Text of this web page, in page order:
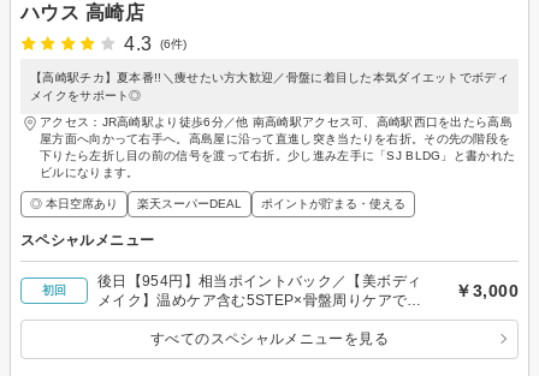
ハウス 高崎店
4.3
(6件)
【高崎駅チカ】夏本番!!＼痩せたい方大歓迎／骨盤に着目した本気ダイエットでボディ
メイクをサポート◎
アクセス：JR高崎駅より徒歩6分／他 南高崎駅アクセス可、高崎駅西口を出たら高島
屋方面へ向かって右手へ。高島屋に沿って直進し突き当たりを右折。その先の階段を
下りたら左折し目の前の信号を渡って右折。少し進み左手に「SJ BLDG」と書かれた
ビルになります。
◎ 本日空席あり 楽天スーパーDEAL ポイントが貯まる・使える
スペシャルメニュー
初回
後日【954円】相当ポイントバック／【美ボディ
メイク】温めケア含む5STEP×骨盤周りケアでス
ッキリ！代謝サポート◎80分￥3000
￥3,000
すべてのスペシャルメニューを見る